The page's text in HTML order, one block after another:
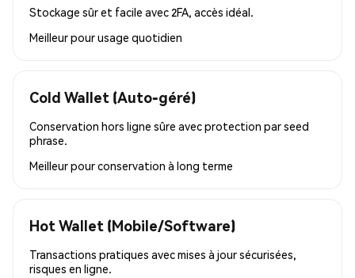
Stockage sûr et facile avec 2FA, accès idéal.
Meilleur pourusage quotidien
Cold Wallet (Auto-géré)
Conservation hors ligne sûre avec protection par seed
phrase.
Meilleur pourconservation à long terme
Hot Wallet (Mobile/Software)
Transactions pratiques avec mises à jour sécurisées,
risques en ligne.